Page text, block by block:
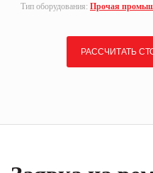
Тип оборудования: Прочая
РАССЧИТАТЬ